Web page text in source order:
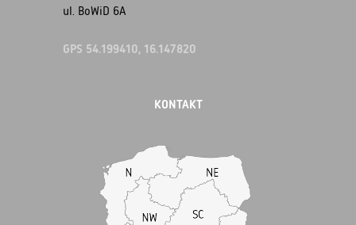
ul. BoWiD 6A
GPS 54.199410, 16.147820
KONTAKT